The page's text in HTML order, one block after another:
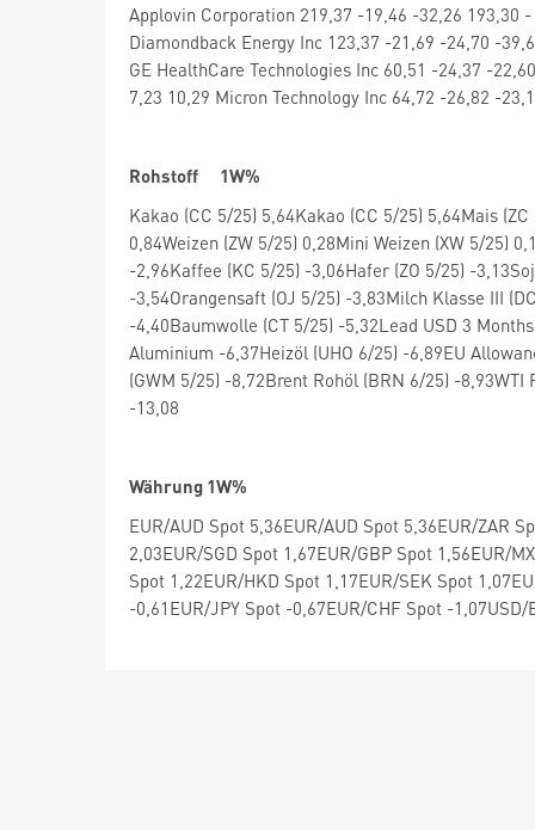
Applovin Corporation 219,37 -19,46 -32,26 193,30
Diamondback Energy Inc 123,37 -21,69 -24,70 -
GE HealthCare Technologies Inc 60,51 -24,37 -
7,23 10,29 Micron Technology Inc 64,72 -26,82 -
Rohstoff 1W%
Kakao (CC 5/25) 5,64Kakao (CC 5/25) 5,64Mais
0,84Weizen (ZW 5/25) 0,28Mini Weizen (XW 5/25)
-2,96Kaffee (KC 5/25) -3,06Hafer (ZO 5/25) -
-3,54Orangensaft (OJ 5/25) -3,83Milch Klasse III
-4,40Baumwolle (CT 5/25) -5,32Lead USD 3
Aluminium -6,37Heizöl (UHO 6/25) -6,89EU
(GWM 5/25) -8,72Brent Rohöl (BRN 6/25) -
-13,08
Währung 1W%
EUR/AUD Spot 5,36EUR/AUD Spot 5,36EUR/ZAR
2,03EUR/SGD Spot 1,67EUR/GBP Spot 1,56EUR/
Spot 1,22EUR/HKD Spot 1,17EUR/SEK Spot
-0,61EUR/JPY Spot -0,67EUR/CHF Spot -